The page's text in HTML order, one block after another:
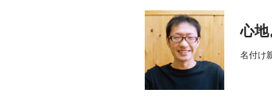
心地
名付け